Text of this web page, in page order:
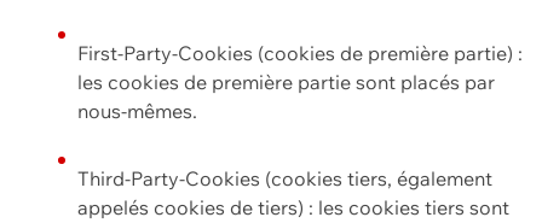
First-Party-Cookies (cookies de première partie) :
les cookies de première partie sont placés par
nous-mêmes.
Third-Party-Cookies (cookies tiers, également
appelés cookies de tiers) : les cookies tiers sont